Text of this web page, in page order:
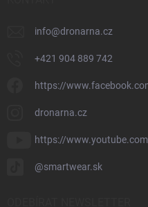
info@dronarna.cz
+421 904 889 742
https://
dronarna.cz
https://
@smartwear.sk